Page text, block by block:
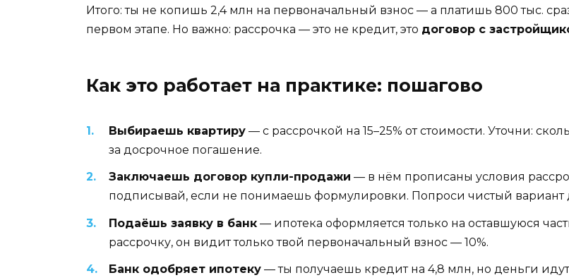
Итого: ты не копишь 2,4 млн на первоначальный взнос — а платишь 800 тыс.
первом этапе. Но важно: рассрочка — это не кредит, это договор с
Как это работает на практике: пошагово
Выбираешь квартиру — с рассрочкой на 15–25% от стоимости. Уточни:
за досрочное погашение.
Заключаешь договор купли-продажи — в нём прописаны условия
подписывай, если не понимаешь формулировки. Попроси чистый вариант
Подаёшь заявку в банк — ипотека оформляется только на оставшуюся
рассрочку, он видит только твой первоначальный взнос — 10%.
Банк одобряет ипотеку — ты получаешь кредит на 4,8 млн, но деньги